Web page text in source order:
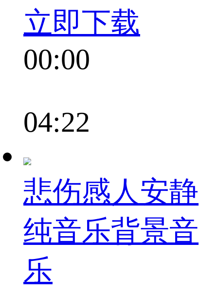
立即下载
00:00
04:22
悲伤感人安静
纯音乐背景音
乐